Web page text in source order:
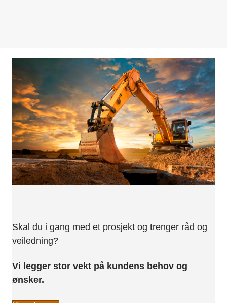
Skal du i gang med et prosjekt og trenger råd og
veiledning?
Vi legger stor vekt på kundens behov og
ønsker.